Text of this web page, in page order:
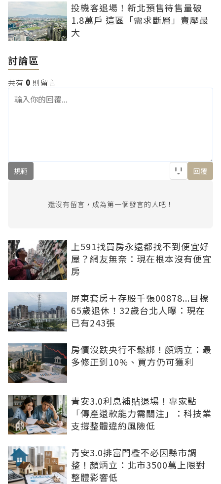
投機客退場！新北預售待售量破
1.8萬戶 這區「需求斷層」賣壓最
大
討論區
共有 0 則留言
規範 回覆
還沒有留言，成為第一個發言的人吧！
上591找買房永遠都找不到便宜好
屋？網友無奈：現在根本沒有便宜
房
屏東套房＋存股千張00878...目標
65歲退休！32歲台北人曝：現在
已有243張
房價沒跌央行不鬆綁！顏炳立：最
多修正到10%、買方仍可獲利
青安3.0利息補貼退場！專家點
「傳產還款能力需關注」：科技業
支撐整體違約風險低
青安3.0排富門檻不必因縣市調
整！顏炳立：北市3500萬上限對
整體影響低